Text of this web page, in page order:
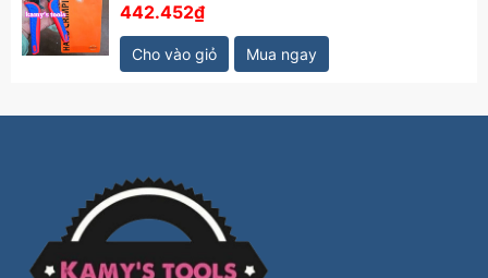
442.452₫
Cho vào giỏ Mua ngay